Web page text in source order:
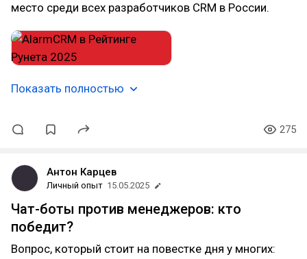
место среди всех разработчиков CRM в России.
Показать полностью
275
Антон Карцев
Личный опыт 15.05.2025
Чат-боты против менеджеров: кто
победит?
Вопрос, который стоит на повестке дня у многих: